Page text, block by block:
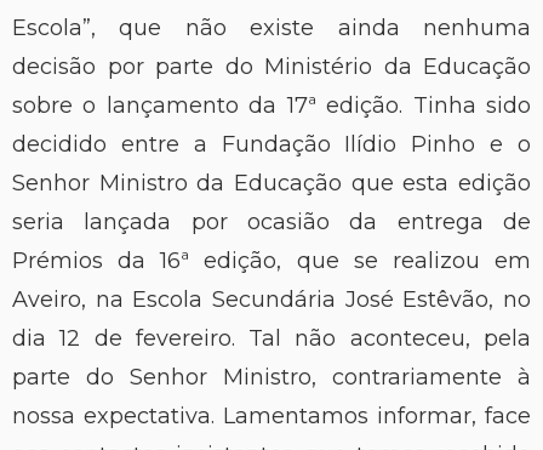
Escola”, que não existe ainda nenhuma
decisão por parte do Ministério da Educação
sobre o lançamento da 17ª edição. Tinha sido
decidido entre a Fundação Ilídio Pinho e o
Senhor Ministro da Educação que esta edição
seria lançada por ocasião da entrega de
Prémios da 16ª edição, que se realizou em
Aveiro, na Escola Secundária José Estêvão, no
dia 12 de fevereiro. Tal não aconteceu, pela
parte do Senhor Ministro, contrariamente à
nossa expectativa. Lamentamos informar, face